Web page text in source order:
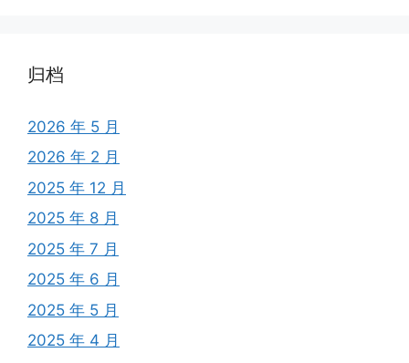
归档
2026 年 5 月
2026 年 2 月
2025 年 12 月
2025 年 8 月
2025 年 7 月
2025 年 6 月
2025 年 5 月
2025 年 4 月